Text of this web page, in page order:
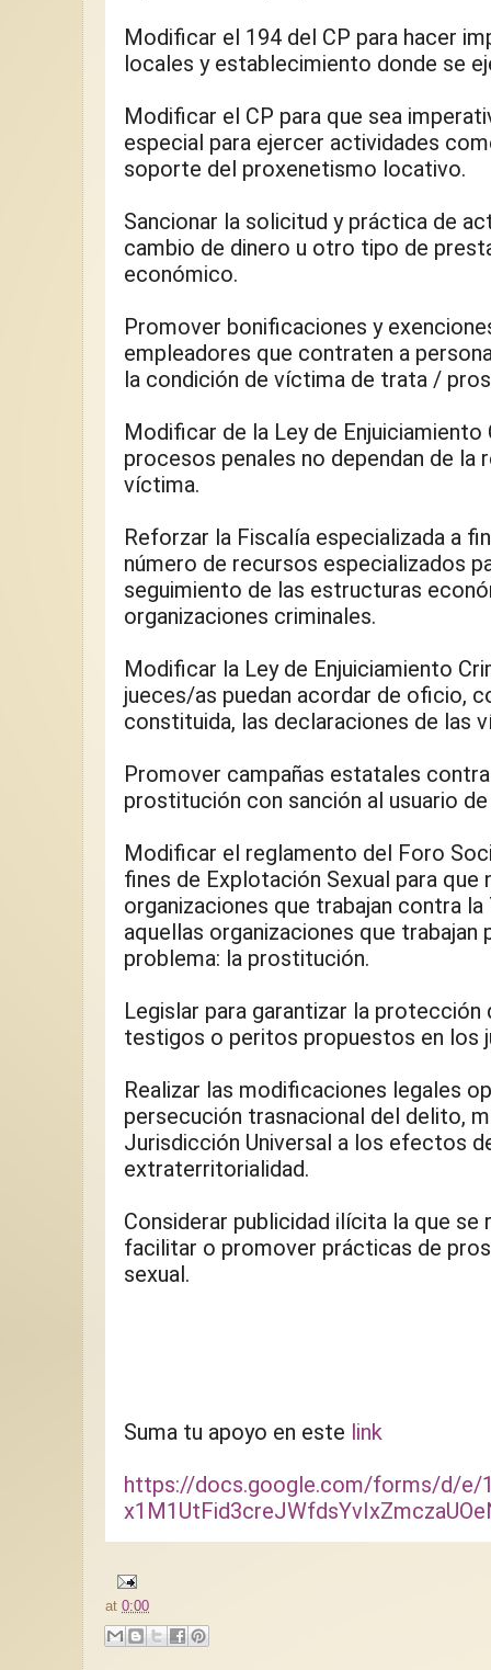
Modificar el 194 del CP para hacer
locales y establecimiento donde se
Modificar el CP para que sea
especial para ejercer actividades
soporte del proxenetismo locativo.
Sancionar la solicitud y práctica de
cambio de dinero u otro tipo de
económico.
Promover bonificaciones y
empleadores que contraten a
la condición de víctima de trata /
Modificar de la Ley de Enjuiciamiento
procesos penales no dependan de la
víctima.
Reforzar la Fiscalía especializada a
número de recursos especializados
seguimiento de las estructuras
organizaciones criminales.
Modificar la Ley de Enjuiciamiento
jueces/as puedan acordar de oficio,
constituida, las declaraciones de las
Promover campañas estatales
prostitución con sanción al usuario
Modificar el reglamento del Foro
fines de Explotación Sexual para
organizaciones que trabajan contra
aquellas organizaciones que trabajan
problema: la prostitución.
Legislar para garantizar la protección
testigos o peritos propuestos en los
Realizar las modificaciones legales
persecución trasnacional del delito,
Jurisdicción Universal a los efectos
extraterritorialidad.
Considerar publicidad ilícita la que se
facilitar o promover prácticas de
sexual.
Suma tu apoyo en este link
https://docs.google.com/forms/d/e/
at 0:00